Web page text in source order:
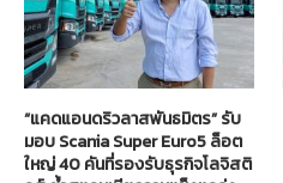
“แคดแอนดริวลาสพันธมิตร” รับ
มอบ Scania Super Euro5 ล็อต
ใหญ่ 40 คันที่รองรับธุรกิจโลจิสติ